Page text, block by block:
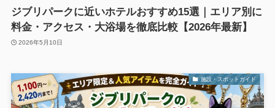
ジブリパークに近いホテルおすすめ15選｜エリア別に
料金・アクセス・大浴場を徹底比較【2026年最新】
2026年5月10日
施設・スポットガイド